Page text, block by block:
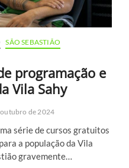
SÃO SEBASTIÃO
programação e
Vila Sahy
outubro de 2024
série de cursos gratuitos
a população da Vila
gravemente…